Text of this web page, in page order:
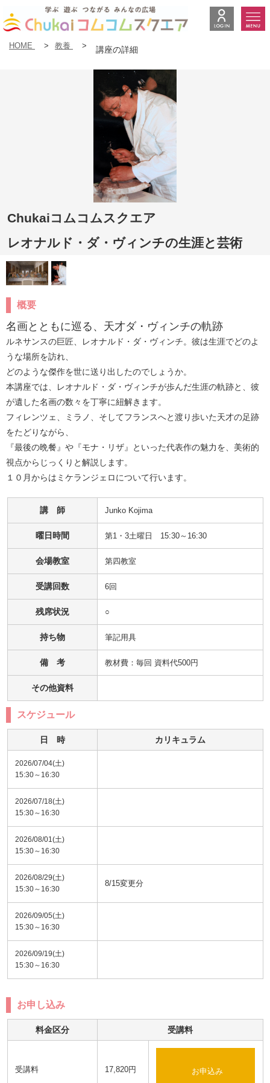
HOME > 教養 > 講座の詳細
Chukaiコムコムスクエア
レオナルド・ダ・ヴィンチの生涯と芸術
概要
名画とともに巡る、天才ダ・ヴィンチの軌跡
ルネサンスの巨匠、レオナルド・ダ・ヴィンチ。彼は生涯でどのよ
うな場所を訪れ、
どのような傑作を世に送り出したのでしょうか。
本講座では、レオナルド・ダ・ヴィンチが歩んだ生涯の軌跡と、彼
が遺した名画の数々を丁寧に紐解きます。
フィレンツェ、ミラノ、そしてフランスへと渡り歩いた天才の足跡
をたどりながら、
『最後の晩餐』や『モナ・リザ』といった代表作の魅力を、美術的
視点からじっくりと解説します。
１０月からはミケランジェロについて行います。
講 師 Junko Kojima
曜日時間 第1・3土曜日 15:30～16:30
会場教室 第四教室
受講回数 6回
残席状況 ○
持ち物 筆記用具
備 考 教材費：毎回 資料代500円
その他資料
スケジュール
日 時 カリキュラム
2026/07/04(土)
15:30～16:30
2026/07/18(土)
15:30～16:30
2026/08/01(土)
15:30～16:30
2026/08/29(土)
15:30～16:30
8/15変更分
2026/09/05(土)
15:30～16:30
2026/09/19(土)
15:30～16:30
お申し込み
料金区分 受講料
受講料 17,820円 お申込み